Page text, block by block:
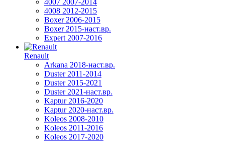
4008 2012-2015
Boxer 2006-2015
Boxer 2015-наст.вр.
Expert 2007-2016
Renault
Arkana 2018-наст.вр.
Duster 2011-2014
Duster 2015-2021
Duster 2021-наст.вр.
Kaptur 2016-2020
Kaptur 2020-наст.вр.
Koleos 2008-2010
Koleos 2011-2016
Koleos 2017-2020